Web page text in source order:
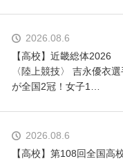
2026.08.6
【高校】近畿総体2026
〈陸上競技〉 吉永優衣
が全国2冠！女子1…
2026.08.6
【高校】第108回全国高